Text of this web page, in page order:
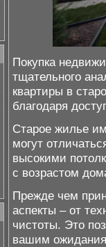
Покупка
тщательного
квартиры в
благодаря
Старое жилье
могут
высокими
с возрастом
Прежде чем
аспекты – от
чистоты. Это
вашим